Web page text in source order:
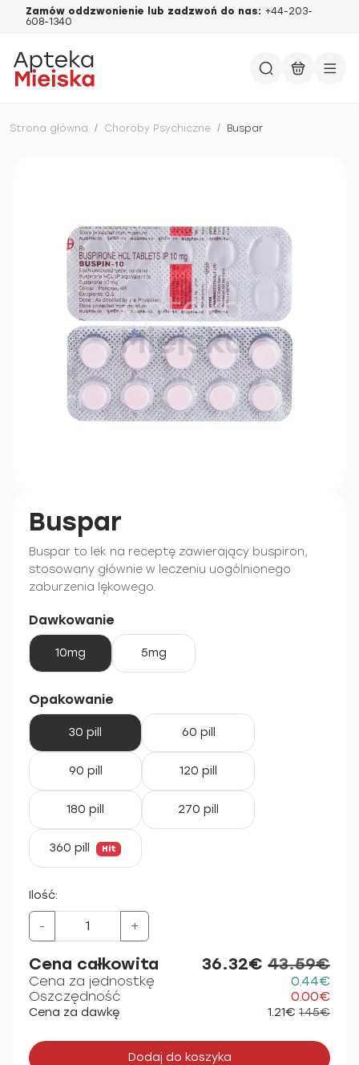
Zamów oddzwonienie lub zadzwoń do nas: +44-203-
608-1340
Strona główna / Choroby Psychiczne / Buspar
Buspar
Buspar to lek na receptę zawierający buspiron,
stosowany głównie w leczeniu uogólnionego
zaburzenia lękowego.
Dawkowanie
10mg 5mg
Opakowanie
30 pill 60 pill
90 pill 120 pill
180 pill 270 pill
360 pill Hit
Ilość:
- +
Cena całkowita 36.32€ 43.59€
Cena za jednostkę
0.44€
Oszczędność
0.00€
Cena za dawkę 1.21€ 1.45€
Dodaj do koszyka